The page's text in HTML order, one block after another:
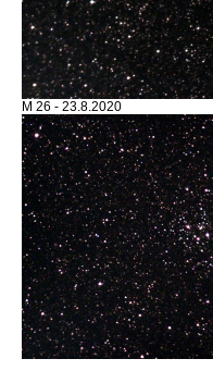
M 26 - 23.8.2020